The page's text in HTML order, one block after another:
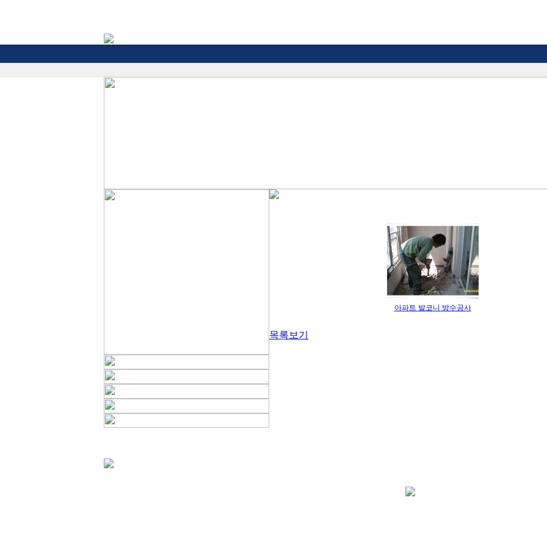
아파트 발코니 방수공사
목록보기